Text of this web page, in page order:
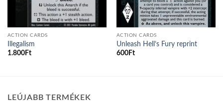
ACTION CARDS
Illegalism
1.800Ft
ACTION CARDS
Unleash Hell’s Fury reprint
600Ft
LEÚJABB TERMÉKEK